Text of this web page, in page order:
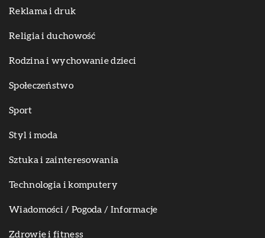
Reklama i druk
Religia i duchowość
Rodzina i wychowanie dzieci
Społeczeństwo
Sport
Styl i moda
Sztuka i zainteresowania
Technologia i komputery
Wiadomości / Pogoda / Informacje
Zdrowie i fitness